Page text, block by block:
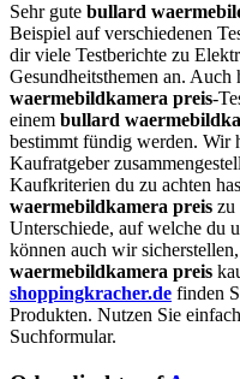
Sehr gute bullard
Beispiel auf verschiedenen
dir viele Testberichte zu
Gesundheitsthemen an. Auch
waermebildkamera preis-
einem bullard
bestimmt fündig werden. Wir
Kaufratgeber
Kaufkriterien du zu achten
waermebildkamera preis zu
Unterschiede, auf welche du
können auch wir
waermebildkamera preis
shoppingkracher.de finden
Produkten. Nutzen Sie
Suchformular.